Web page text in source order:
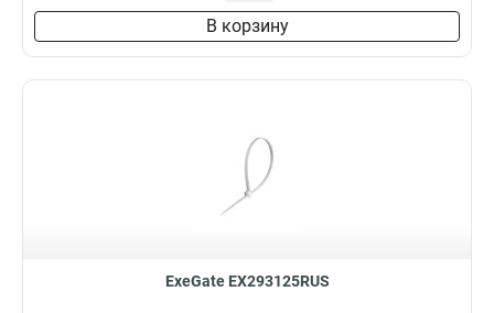
В корзину
ExeGate EX293125RUS